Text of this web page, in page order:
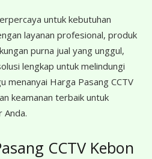
untuk kebutuhan
layanan profesional, produk
purna jual yang unggul,
lengkap untuk melindungi
menanyai Harga Pasang CCTV
keamanan terbaik untuk
Anda.
CCTV Kebon